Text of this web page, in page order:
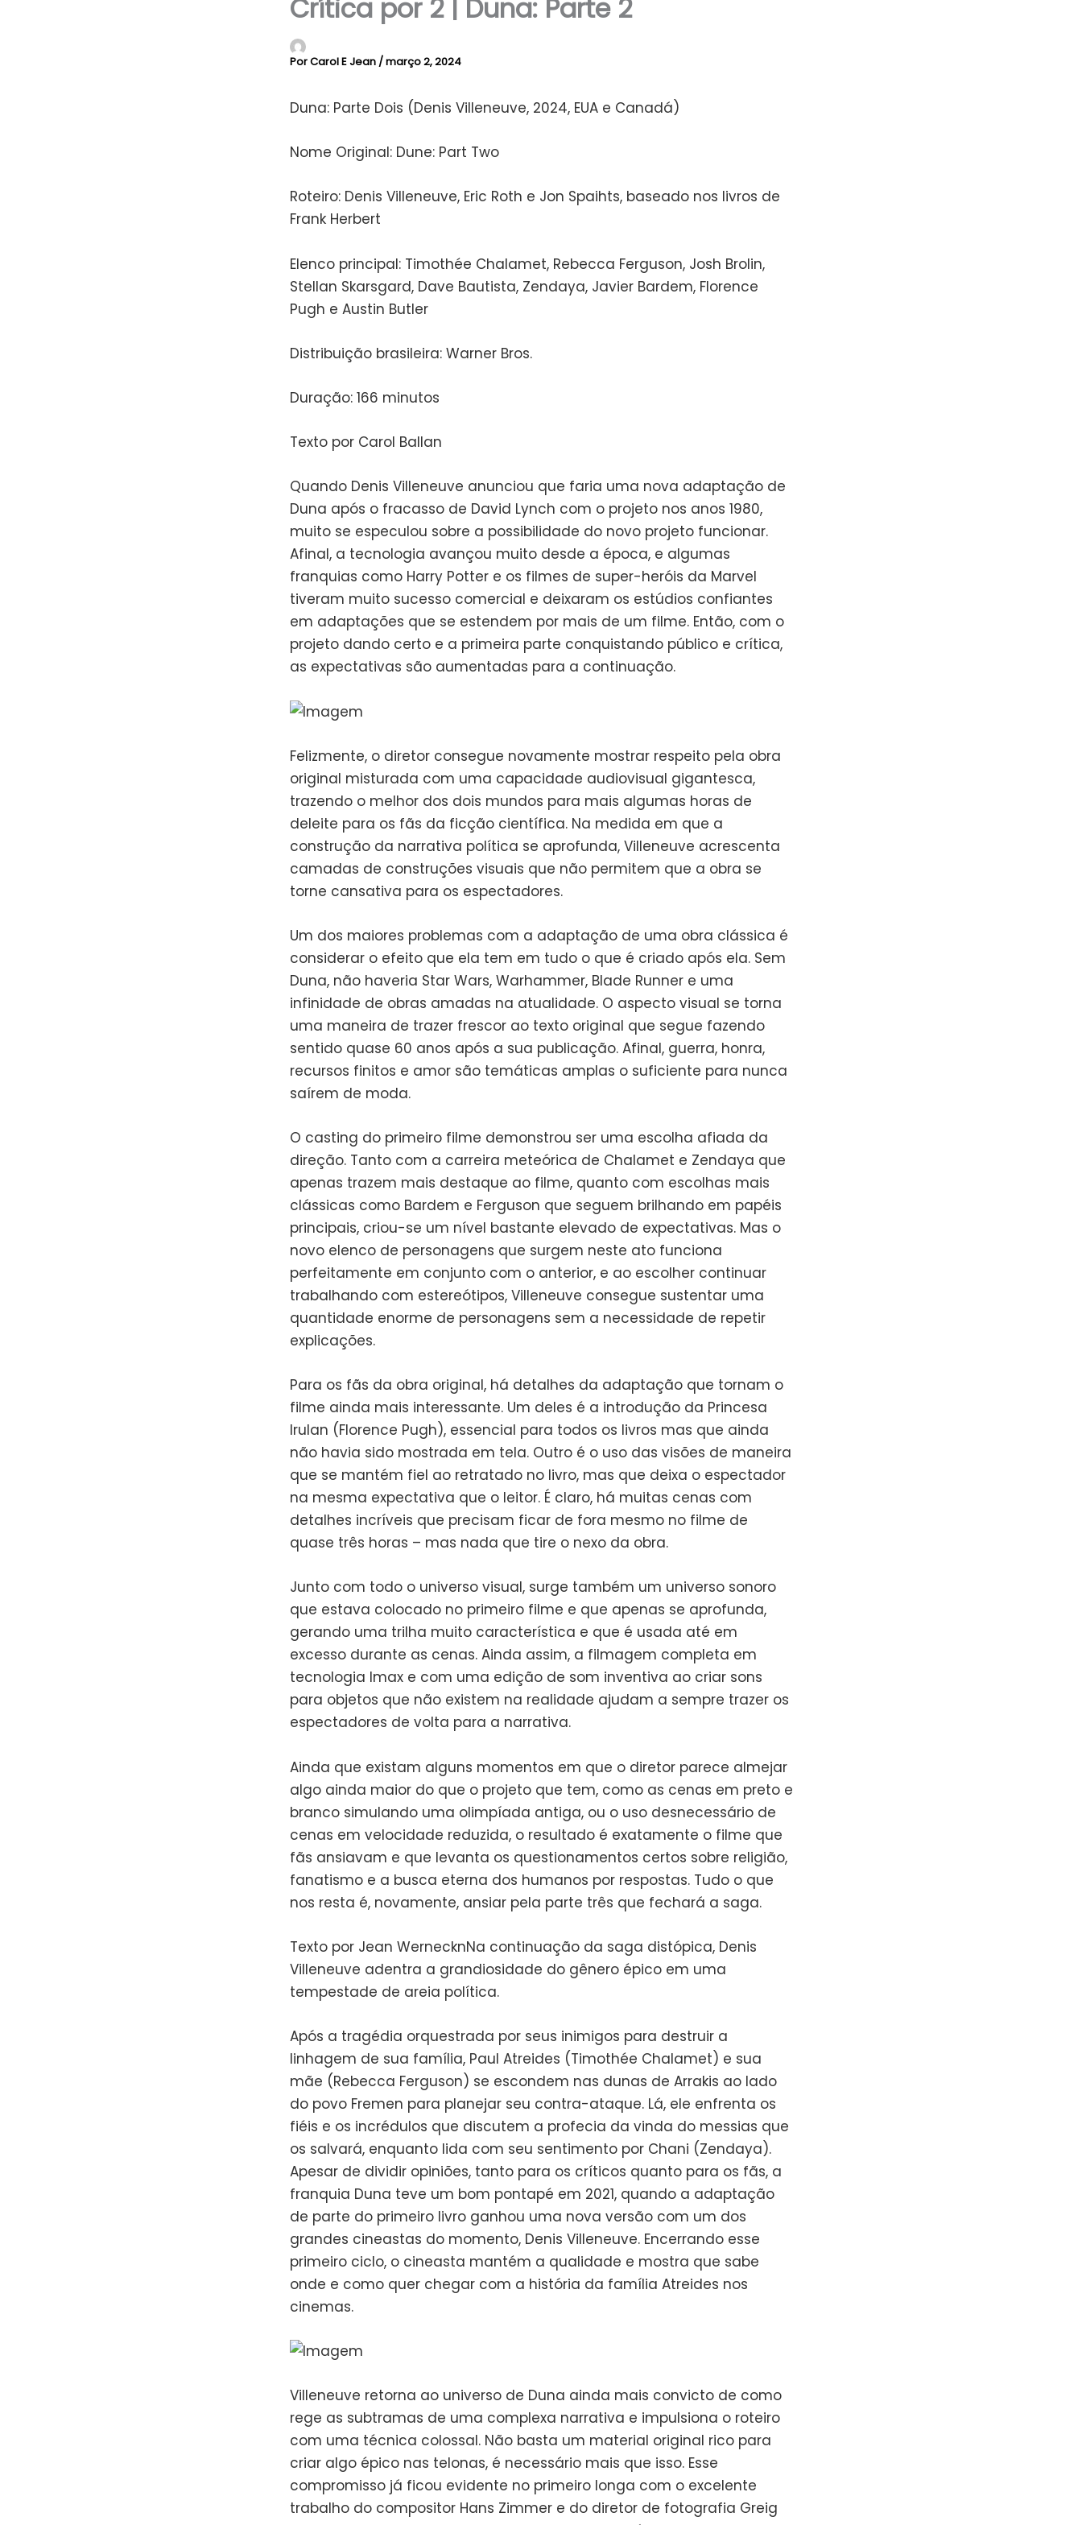
Crítica por 2 | Duna: Parte 2
PorCarol E Jean /março 2, 2024
Duna: Parte Dois (Denis Villeneuve, 2024, EUA e Canadá)
Nome Original: Dune: Part Two
Roteiro: Denis Villeneuve, Eric Roth e Jon Spaihts, baseado nos livros de
Frank Herbert
Elenco principal: Timothée Chalamet, Rebecca Ferguson, Josh Brolin,
Stellan Skarsgard, Dave Bautista, Zendaya, Javier Bardem, Florence
Pugh e Austin Butler
Distribuição brasileira: Warner Bros.
Duração: 166 minutos
Texto por Carol Ballan
Quando Denis Villeneuve anunciou que faria uma nova adaptação de
Duna após o fracasso de David Lynch com o projeto nos anos 1980,
muito se especulou sobre a possibilidade do novo projeto funcionar.
Afinal, a tecnologia avançou muito desde a época, e algumas
franquias como Harry Potter e os filmes de super-heróis da Marvel
tiveram muito sucesso comercial e deixaram os estúdios confiantes
em adaptações que se estendem por mais de um filme. Então, com o
projeto dando certo e a primeira parte conquistando público e crítica,
as expectativas são aumentadas para a continuação.
Felizmente, o diretor consegue novamente mostrar respeito pela obra
original misturada com uma capacidade audiovisual gigantesca,
trazendo o melhor dos dois mundos para mais algumas horas de
deleite para os fãs da ficção científica. Na medida em que a
construção da narrativa política se aprofunda, Villeneuve acrescenta
camadas de construções visuais que não permitem que a obra se
torne cansativa para os espectadores.
Um dos maiores problemas com a adaptação de uma obra clássica é
considerar o efeito que ela tem em tudo o que é criado após ela. Sem
Duna, não haveria Star Wars, Warhammer, Blade Runner e uma
infinidade de obras amadas na atualidade. O aspecto visual se torna
uma maneira de trazer frescor ao texto original que segue fazendo
sentido quase 60 anos após a sua publicação. Afinal, guerra, honra,
recursos finitos e amor são temáticas amplas o suficiente para nunca
saírem de moda.
O casting do primeiro filme demonstrou ser uma escolha afiada da
direção. Tanto com a carreira meteórica de Chalamet e Zendaya que
apenas trazem mais destaque ao filme, quanto com escolhas mais
clássicas como Bardem e Ferguson que seguem brilhando em papéis
principais, criou-se um nível bastante elevado de expectativas. Mas o
novo elenco de personagens que surgem neste ato funciona
perfeitamente em conjunto com o anterior, e ao escolher continuar
trabalhando com estereótipos, Villeneuve consegue sustentar uma
quantidade enorme de personagens sem a necessidade de repetir
explicações.
Para os fãs da obra original, há detalhes da adaptação que tornam o
filme ainda mais interessante. Um deles é a introdução da Princesa
Irulan (Florence Pugh), essencial para todos os livros mas que ainda
não havia sido mostrada em tela. Outro é o uso das visões de maneira
que se mantém fiel ao retratado no livro, mas que deixa o espectador
na mesma expectativa que o leitor. É claro, há muitas cenas com
detalhes incríveis que precisam ficar de fora mesmo no filme de
quase três horas – mas nada que tire o nexo da obra.
Junto com todo o universo visual, surge também um universo sonoro
que estava colocado no primeiro filme e que apenas se aprofunda,
gerando uma trilha muito característica e que é usada até em
excesso durante as cenas. Ainda assim, a filmagem completa em
tecnologia Imax e com uma edição de som inventiva ao criar sons
para objetos que não existem na realidade ajudam a sempre trazer os
espectadores de volta para a narrativa.
Ainda que existam alguns momentos em que o diretor parece almejar
algo ainda maior do que o projeto que tem, como as cenas em preto e
branco simulando uma olimpíada antiga, ou o uso desnecessário de
cenas em velocidade reduzida, o resultado é exatamente o filme que
fãs ansiavam e que levanta os questionamentos certos sobre religião,
fanatismo e a busca eterna dos humanos por respostas. Tudo o que
nos resta é, novamente, ansiar pela parte três que fechará a saga.
Texto por Jean WernecknNa continuação da saga distópica, Denis
Villeneuve adentra a grandiosidade do gênero épico em uma
tempestade de areia política.
Após a tragédia orquestrada por seus inimigos para destruir a
linhagem de sua família, Paul Atreides (Timothée Chalamet) e sua
mãe (Rebecca Ferguson) se escondem nas dunas de Arrakis ao lado
do povo Fremen para planejar seu contra-ataque. Lá, ele enfrenta os
fiéis e os incrédulos que discutem a profecia da vinda do messias que
os salvará, enquanto lida com seu sentimento por Chani (Zendaya).
Apesar de dividir opiniões, tanto para os críticos quanto para os fãs, a
franquia Duna teve um bom pontapé em 2021, quando a adaptação
de parte do primeiro livro ganhou uma nova versão com um dos
grandes cineastas do momento, Denis Villeneuve. Encerrando esse
primeiro ciclo, o cineasta mantém a qualidade e mostra que sabe
onde e como quer chegar com a história da família Atreides nos
cinemas.
Villeneuve retorna ao universo de Duna ainda mais convicto de como
rege as subtramas de uma complexa narrativa e impulsiona o roteiro
com uma técnica colossal. Não basta um material original rico para
criar algo épico nas telonas, é necessário mais que isso. Esse
compromisso já ficou evidente no primeiro longa com o excelente
trabalho do compositor Hans Zimmer e do diretor de fotografia Greig